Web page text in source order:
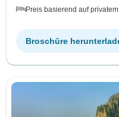
Preis basierend auf
Broschüre